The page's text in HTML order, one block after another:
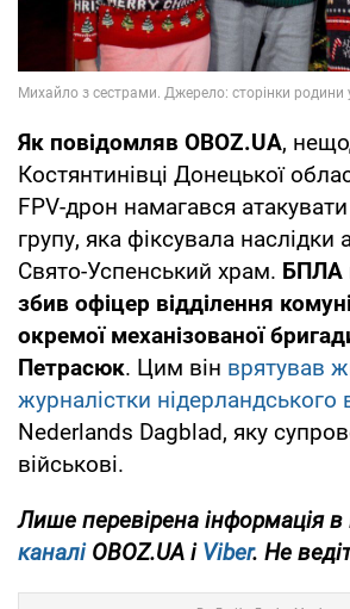
Як повідомляв OBOZ.UA,
Костянтинівці Донецької
FPV-дрон намагався
групу, яка фіксувала наслідки
Свято-Успенський храм. БПЛА
збив офіцер відділення
окремої механізованої
Петрасюк. Цим він врятував
журналістки нідерландського
Nederlands Dagblad, яку
військові.
Лише перевірена інформація в
каналіOBOZ.UA і Viber. Не